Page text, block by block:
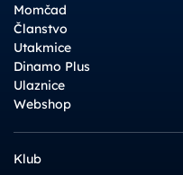
Momčad
Članstvo
Utakmice
Dinamo Plus
Ulaznice
Webshop
Klub